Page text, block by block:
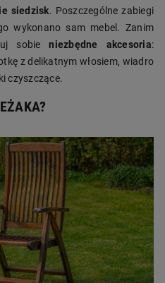
siedzisk. Poszczególne zabiegi
wykonano sam mebel. Zanim
sobieniezbędne akcesoria:
z delikatnym włosiem, wiadro
czyszczące.